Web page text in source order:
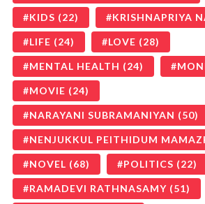
KIDS (22) KRISHNAPRIYA
LIFE (24) LOVE (28)
MENTAL HEALTH (24)
MOVIE (24)
NARAYANI SUBRAMANIYAN (50)
NENJUKKUL PEITHIDUM
NOVEL (68) POLITICS (22)
RAMADEVI RATHNASAMY (51)